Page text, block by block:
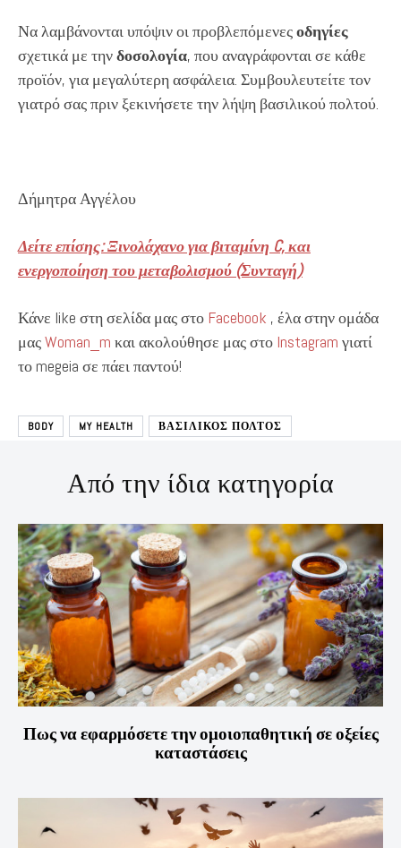
Να λαμβάνονται υπόψιν οι προβλεπόμενεςοδηγίες
σχετικά με τηνδοσολογία, που αναγράφονται σε κάθε
προϊόν, για μεγαλύτερη ασφάλεια. Συμβουλευτείτε τον
γιατρό σας πριν ξεκινήσετε την λήψη βασιλικού πολτού.
Δήμητρα Αγγέλου
Δείτε επίσης: Ξινολάχανο για βιταμίνη C, και
ενεργοποίηση του μεταβολισμού (Συνταγή)
Κάνε like στη σελίδα μας στο Facebook , έλα στην ομάδα
μαςWoman_m και ακολούθησε μας στο Instagram γιατί
το megeia σε πάει παντού!
BODY MY HEALTH ΒΑΣΙΛΙΚΟΣ ΠΟΛΤΟΣ
Από την ίδια κατηγορία
Πως να εφαρμόσετε την ομοιοπαθητική σε οξείες
καταστάσεις